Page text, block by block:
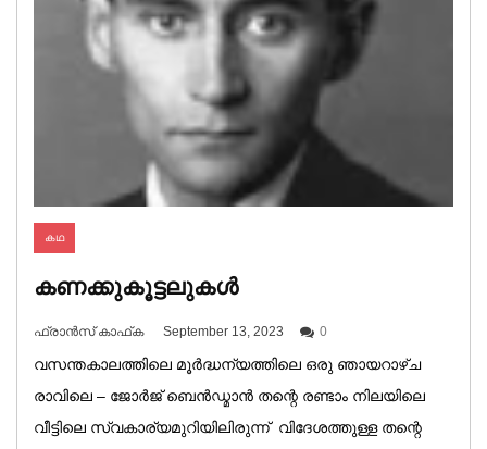
കഥ
കണക്കുകൂട്ടലുകൾ
ഫ്രാൻസ് കാഫ്‌ക September 13, 2023 0
വസന്തകാലത്തിലെ മൂർദ്ധന്യത്തിലെ ഒരു ഞായറാഴ്ച
രാവിലെ – ജോർജ് ബെൻഡ്മാൻ തന്റെ രണ്ടാം നിലയിലെ
വീട്ടിലെ സ്വകാര്യമുറിയിലിരുന്ന് വിദേശത്തുള്ള തന്റെ